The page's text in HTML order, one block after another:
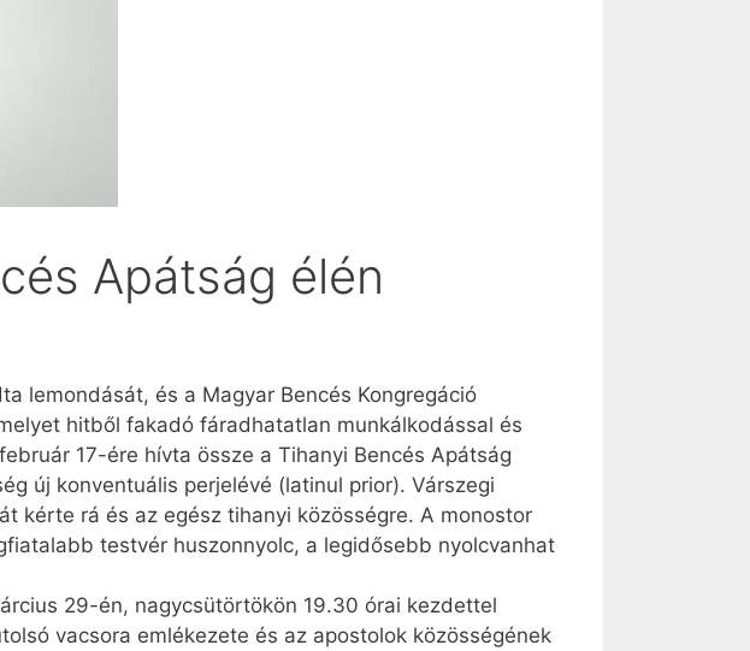
Apátság élén
lemondását, és a Magyar Bencés Kongregáció
hitből fakadó fáradhatatlan munkálkodással és
17-ére hívta össze a Tihanyi Bencés Apátság
új konventuális perjelévé (latinul prior). Várszegi
kérte rá és az egész tihanyi közösségre. A monostor
testvér huszonnyolc, a legidősebb nyolcvanhat
29-én, nagycsütörtökön 19.30 órai kez­dettel
vacsora emlékezete és az apostolok közösségének